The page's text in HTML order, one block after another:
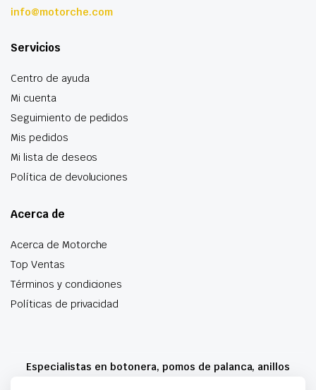
info@motorche.com
Servicios
Centro de ayuda
Mi cuenta
Seguimiento de pedidos
Mis pedidos
Mi lista de deseos
Política de devoluciones
Acerca de
Acerca de Motorche
Top Ventas
Términos y condiciones
Políticas de privacidad
Especialistas en botonera, pomos de palanca, anillos